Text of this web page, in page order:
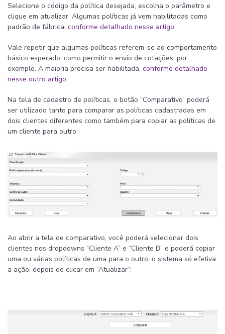
Selecione o código da política desejada, escolha o parâmetro e
clique em atualizar. Algumas políticas já vem habilitadas como
padrão de fábrica, conforme detalhado nesse artigo.
Vale repetir que algumas políticas referem-se ao comportamento
básico esperado, como permitir o envio de cotações, por
exemplo. A maioria precisa ser habilitada, conforme detalhado
nesse outro artigo.
Na tela de cadastro de políticas, o botão “Comparativo” poderá
ser utilizado tanto para comparar as políticas cadastradas em
dois clientes diferentes como também para copiar as políticas de
um cliente para outro:
Ao abrir a tela de comparativo, você poderá selecionar dois
clientes nos dropdowns “Cliente A” e “Cliente B” e poderá copiar
uma ou várias políticas de uma para o outro, o sistema só efetiva
a ação, depois de clicar em “Atualizar”: